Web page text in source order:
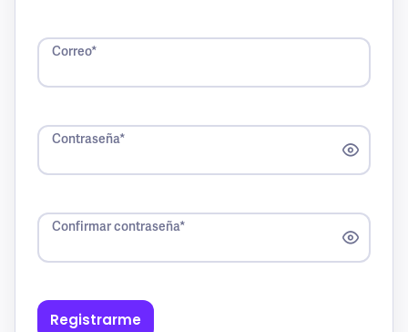
Correo*
Contraseña*
Confirmar contraseña*
Registrarme